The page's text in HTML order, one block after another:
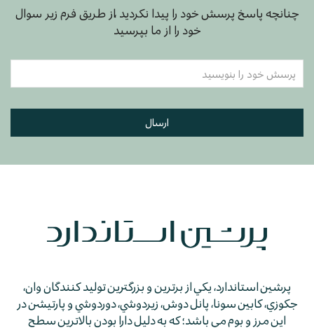
چنانچه پاسخ پرسش خود را پیدا نکردید ،از طریق فرم زیر سوال
خود را از ما بپرسید
ارسال
پرشين استاندارد، يكي از برترين و بزرگترين توليد كنندگان وان،
جكوزي، كابين سونا، پانل دوش، زيردوشي، دوردوشي و پارتيشن در
اين مرز و بوم مي باشد؛ كه به دليل دارا بودن بالاترين سطح